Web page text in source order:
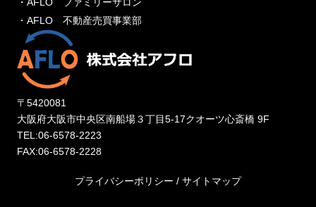
・AFLO 不動産売買事業部
〒5420081
大阪府大阪市中央区南船場３丁目5-17クオーツ心斎橋 9F
TEL:06-6578-2223
FAX:06-6578-2228
プライバシーポリシー / サイトマップ